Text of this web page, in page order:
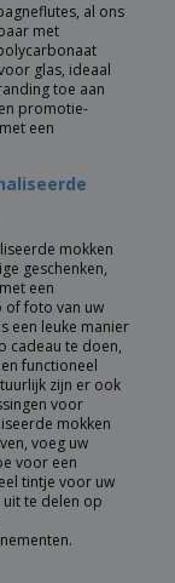
al ons
met
glas, ideaal
toe aan
promotie-
een
mokken
geschenken,
een
of foto van uw
een leuke manier
cadeau te doen,
functioneel
zijn er ook
voor
mokken
voeg uw
voor een
tintje voor uw
te delen op